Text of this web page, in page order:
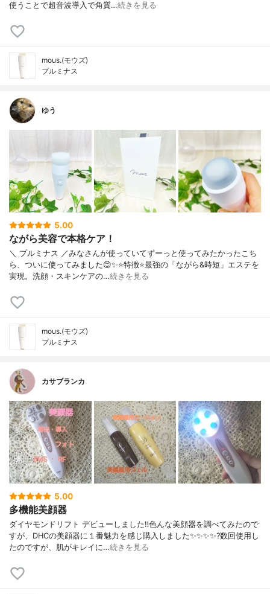
使うことで超音波導入で角質…続きを見る
mous.(モウズ)
プルミナス
ゆう
5.00
ながら美容で本格ケア！
＼ プルミナス ／みなさんが使っていてずーっと使ってみたかったこち
ら、ついに使ってみました😊✨⭐️特徴⭐️最強の「ながら&時短」エステを
実現。洗顔・スキンケアの…続きを見る
mous.(モウズ)
プルミナス
カサブランカ
5.00
多機能美顔器
ダイヤモンドリフト デビューしました‼️色んな美顔器を調べてみたので
すが、DHCの美顔器に１番魅力を感じ購入しました✨✨✨✨?数回使用し
たのですが、肌がキレイに…続きを見る